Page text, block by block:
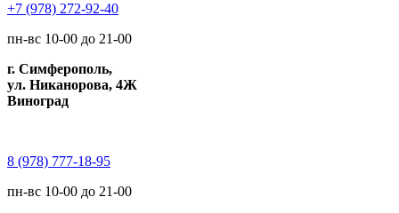
+7 (978) 272-92-40
пн-вс 10-00 до 21-00
г. Симферополь,
ул. Никанорова, 4Ж
Виноград
8 (978) 777-18-95
пн-вс 10-00 до 21-00